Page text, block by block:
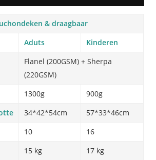
& draagbaar
Aduts
Kinderen
Flanel (200GSM) + Sherpa
(220GSM)
1300g
900g
34*42*54cm
57*33*46cm
10
16
15 kg 17 kg